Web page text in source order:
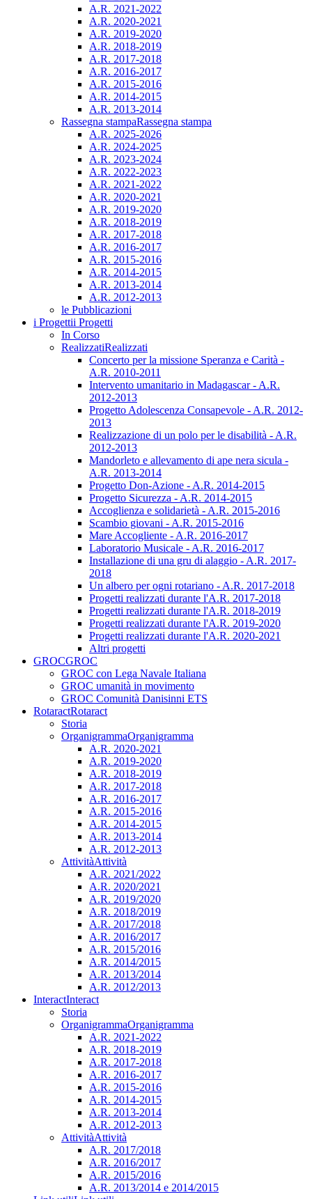
A.R. 2021-2022
A.R. 2020-2021
A.R. 2019-2020
A.R. 2018-2019
A.R. 2017-2018
A.R. 2016-2017
A.R. 2015-2016
A.R. 2014-2015
A.R. 2013-2014
Rassegna stampaRassegna stampa
A.R. 2025-2026
A.R. 2024-2025
A.R. 2023-2024
A.R. 2022-2023
A.R. 2021-2022
A.R. 2020-2021
A.R. 2019-2020
A.R. 2018-2019
A.R. 2017-2018
A.R. 2016-2017
A.R. 2015-2016
A.R. 2014-2015
A.R. 2013-2014
A.R. 2012-2013
le Pubblicazioni
i Progettii Progetti
In Corso
RealizzatiRealizzati
Concerto per la missione Speranza e Carità -
A.R. 2010-2011
Intervento umanitario in Madagascar - A.R.
2012-2013
Progetto Adolescenza Consapevole - A.R. 2012-
2013
Realizzazione di un polo per le disabilità - A.R.
2012-2013
Mandorleto e allevamento di ape nera sicula -
A.R. 2013-2014
Progetto Don-Azione - A.R. 2014-2015
Progetto Sicurezza - A.R. 2014-2015
Accoglienza e solidarietà - A.R. 2015-2016
Scambio giovani - A.R. 2015-2016
Mare Accogliente - A.R. 2016-2017
Laboratorio Musicale - A.R. 2016-2017
Installazione di una gru di alaggio - A.R. 2017-
2018
Un albero per ogni rotariano - A.R. 2017-2018
Progetti realizzati durante l'A.R. 2017-2018
Progetti realizzati durante l'A.R. 2018-2019
Progetti realizzati durante l'A.R. 2019-2020
Progetti realizzati durante l'A.R. 2020-2021
Altri progetti
GROCGROC
GROC con Lega Navale Italiana
GROC umanità in movimento
GROC Comunità Danisinni ETS
RotaractRotaract
Storia
OrganigrammaOrganigramma
A.R. 2020-2021
A.R. 2019-2020
A.R. 2018-2019
A.R. 2017-2018
A.R. 2016-2017
A.R. 2015-2016
A.R. 2014-2015
A.R. 2013-2014
A.R. 2012-2013
AttivitàAttività
A.R. 2021/2022
A.R. 2020/2021
A.R. 2019/2020
A.R. 2018/2019
A.R. 2017/2018
A.R. 2016/2017
A.R. 2015/2016
A.R. 2014/2015
A.R. 2013/2014
A.R. 2012/2013
InteractInteract
Storia
OrganigrammaOrganigramma
A.R. 2021-2022
A.R. 2018-2019
A.R. 2017-2018
A.R. 2016-2017
A.R. 2015-2016
A.R. 2014-2015
A.R. 2013-2014
A.R. 2012-2013
AttivitàAttività
A.R. 2017/2018
A.R. 2016/2017
A.R. 2015/2016
A.R. 2013/2014 e 2014/2015